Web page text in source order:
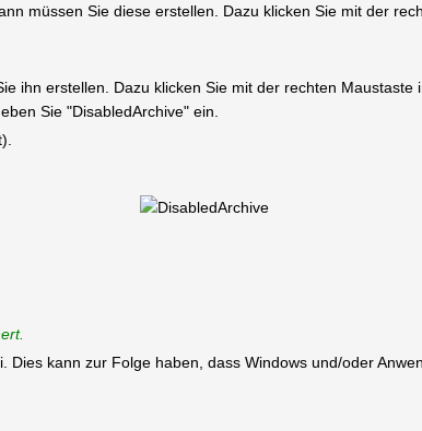
müssen Sie diese erstellen. Dazu klicken Sie mit der
ihn erstellen. Dazu klicken Sie mit der rechten
Sie "DisabledArchive" ein.
kann zur Folge haben, dass Windows und/oder